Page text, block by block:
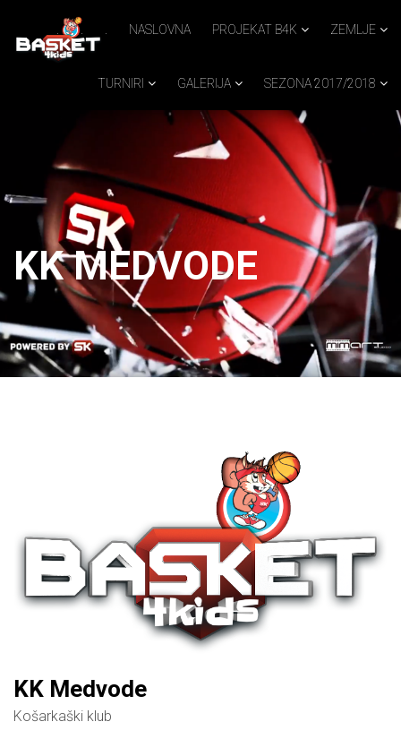
NASLOVNA PROJEKAT B4K ZEMLJE
TURNIRI GALERIJA SEZONA 2017/2018
KK MEDVODE
KK Medvode
Košarkaški klub